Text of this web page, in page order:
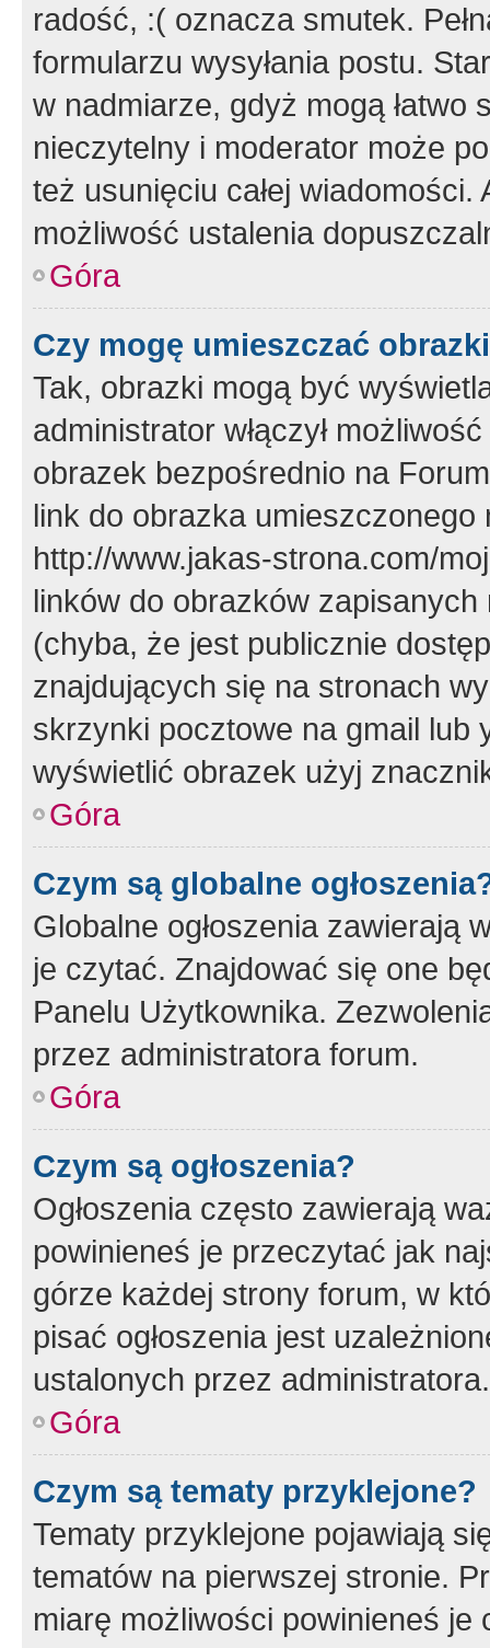
radość, :( oznacza smutek.
formularzu wysyłania postu.
w nadmiarze, gdyż mogą
nieczytelny i moderator może
też usunięciu całej
możliwość ustalenia
Góra
Czy mogę umieszczać
Tak, obrazki mogą być
administrator włączył
obrazek bezpośrednio na
link do obrazka
http://www.jakas-strona.com/
linków do obrazków
(chyba, że jest publicznie
znajdujących się na stronach
skrzynki pocztowe na gmail lub
wyświetlić obrazek użyj
Góra
Czym są globalne
Globalne ogłoszenia zawierają
je czytać. Znajdować się one
Panelu Użytkownika.
przez administratora forum.
Góra
Czym są ogłoszenia?
Ogłoszenia często zawierają
powinieneś je przeczytać jak
górze każdej strony forum, w
pisać ogłoszenia jest
ustalonych przez administratora.
Góra
Czym są tematy przyklejone?
Tematy przyklejone pojawiają
tematów na pierwszej stronie.
miarę możliwości powinieneś je